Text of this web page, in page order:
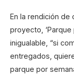
En la rendición de
proyecto, ‘Parque
inigualable, “si
entregados,
parque por